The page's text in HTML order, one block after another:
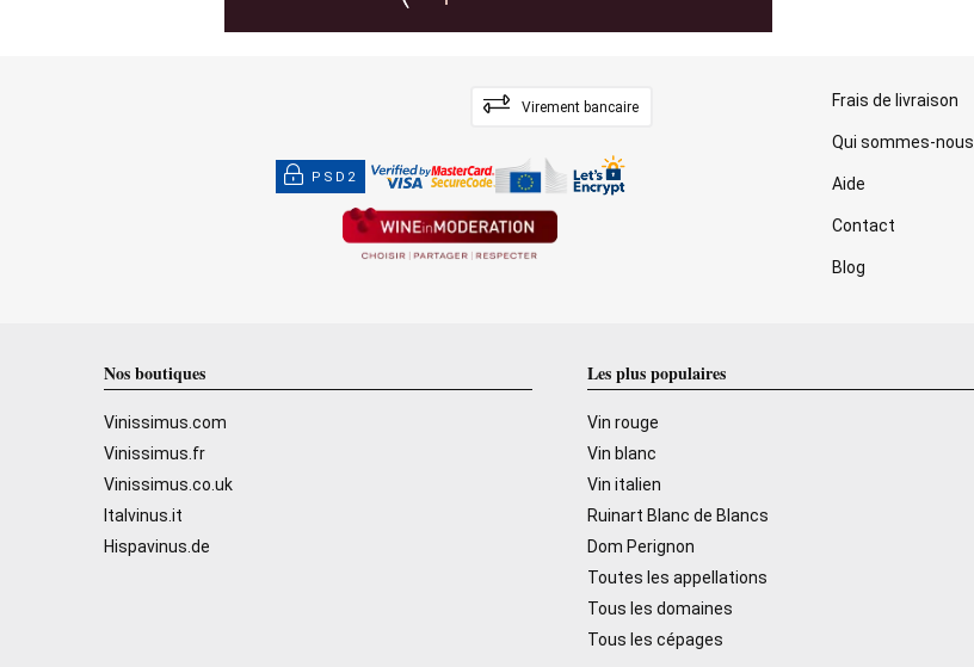
Virement bancaire
PSD2
Frais de livraison
Qui sommes-nous
Aide
Contact
Blog
Nos boutiques
Vinissimus.com
Vinissimus.fr
Vinissimus.co.uk
Italvinus.it
Hispavinus.de
Les plus populaires
Vin rouge
Vin blanc
Vin italien
Ruinart Blanc de Blancs
Dom Perignon
Toutes les appellations
Tous les domaines
Tous les cépages